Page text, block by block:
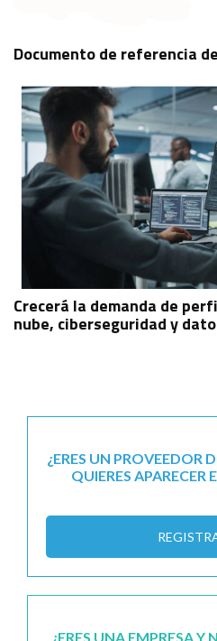
Documento de referencia
Crecerá la demanda de
nube, ciberseguridad y
¿ERES UN PROVEEDOR
QUIERES APARECER
¿ERES UNA EMPRESA Y